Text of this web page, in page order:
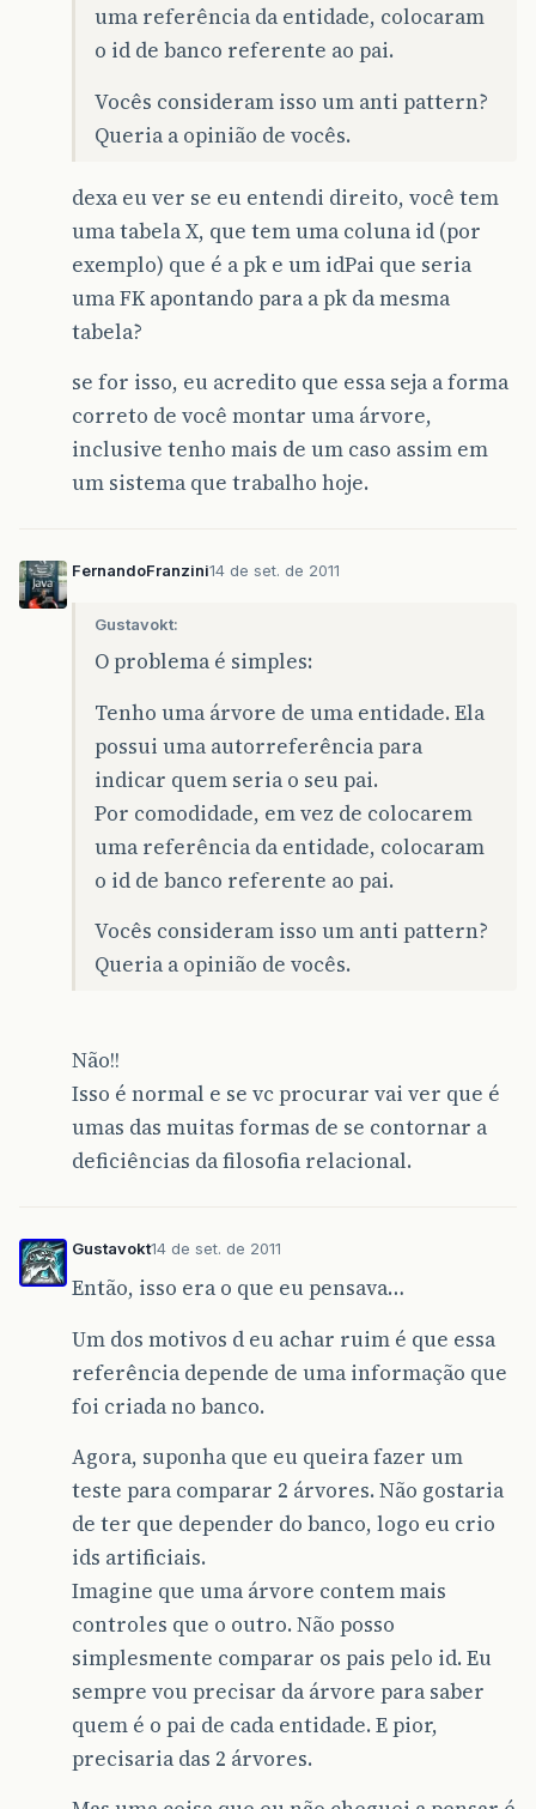
uma referência da entidade, colocaram
o id de banco referente ao pai.
Vocês consideram isso um anti pattern?
Queria a opinião de vocês.
dexa eu ver se eu entendi direito, você tem
uma tabela X, que tem uma coluna id (por
exemplo) que é a pk e um idPai que seria
uma FK apontando para a pk da mesma
tabela?
se for isso, eu acredito que essa seja a forma
correto de você montar uma árvore,
inclusive tenho mais de um caso assim em
um sistema que trabalho hoje.
FernandoFranzini14 de set. de 2011
Gustavokt:
O problema é simples:
Tenho uma árvore de uma entidade. Ela
possui uma autorreferência para
indicar quem seria o seu pai.
Por comodidade, em vez de colocarem
uma referência da entidade, colocaram
o id de banco referente ao pai.
Vocês consideram isso um anti pattern?
Queria a opinião de vocês.
Não!!
Isso é normal e se vc procurar vai ver que é
umas das muitas formas de se contornar a
deficiências da filosofia relacional.
Gustavokt14 de set. de 2011
Então, isso era o que eu pensava…
Um dos motivos d eu achar ruim é que essa
referência depende de uma informação que
foi criada no banco.
Agora, suponha que eu queira fazer um
teste para comparar 2 árvores. Não gostaria
de ter que depender do banco, logo eu crio
ids artificiais.
Imagine que uma árvore contem mais
controles que o outro. Não posso
simplesmente comparar os pais pelo id. Eu
sempre vou precisar da árvore para saber
quem é o pai de cada entidade. E pior,
precisaria das 2 árvores.